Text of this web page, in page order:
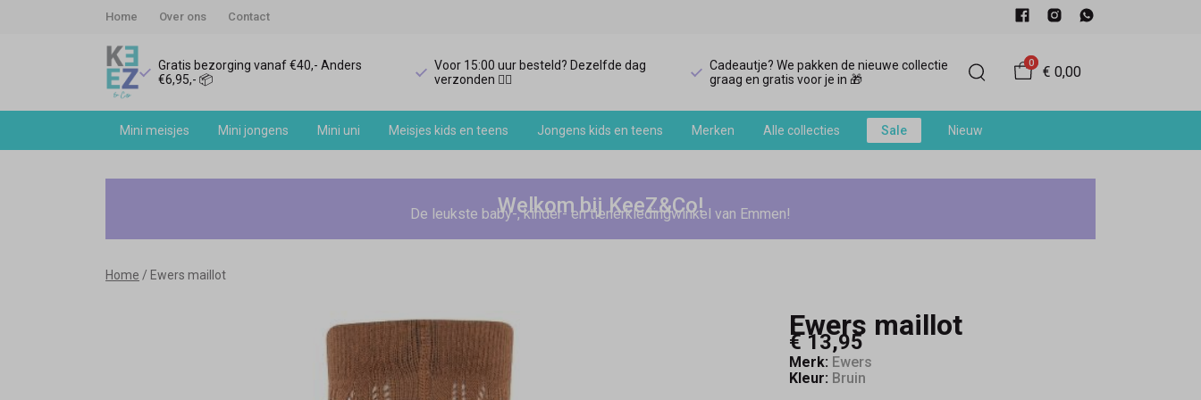
Home Over ons Contact
Gratis bezorging vanaf €40,- Anders
€6,95,- 📦
Voor 15:00 uur besteld? Dezelfde dag
verzonden 🏃‍♀️
Cadeautje? We pakken de nieuwe collectie
graag en gratis voor je in 🎁
0
€ 0,00
Mini meisjes Mini jongens Mini uni Meisjes kids en teens Jongens kids en teens Merken Alle collecties Sale Nieuw
Ewers
Keez&Co
Welkom bij KeeZ&Co!
De leukste baby-, kinder- en tienerkledingwinkel van Emmen!
Home Ewers maillot
Ewers maillot
€ 13,95
Merk: Ewers
Kleur: Bruin